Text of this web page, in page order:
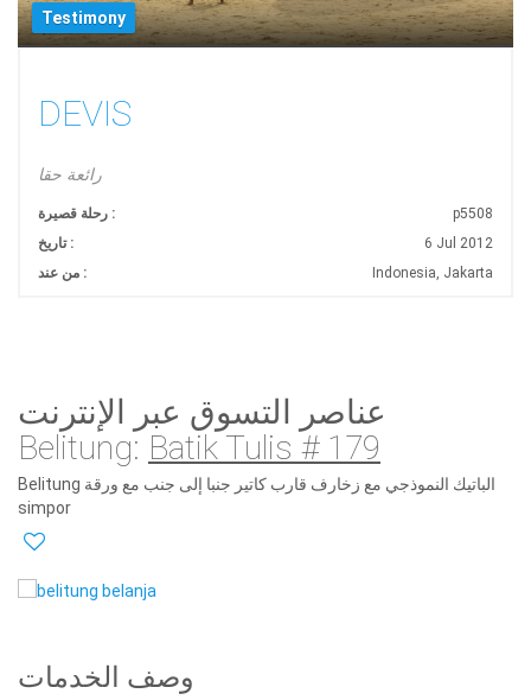
Testimony
DEVIS
رائعة حقا
رحلة قصيرة :
p5508
تاريخ :
6 Jul 2012
من عند :
Indonesia, Jakarta
عناصر التسوق عبر الإنترنت
Belitung: Batik Tulis # 179
Belitung الباتيك النموذجي مع زخارف قارب كاتير جنبا إلى جنب مع ورقة
simpor
وصف الخدمات